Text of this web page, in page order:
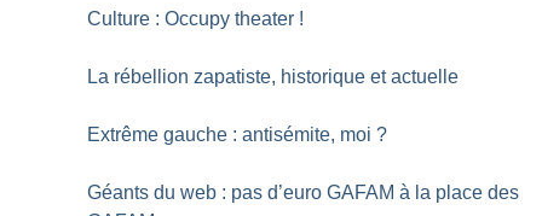
Culture : Occupy theater !
La rébellion zapatiste, historique et actuelle
Extrême gauche : antisémite, moi ?
Géants du web : pas d’euro GAFAM à la place des